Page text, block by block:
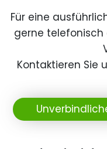
Für eine
gerne telefonisch
Kontaktieren Sie